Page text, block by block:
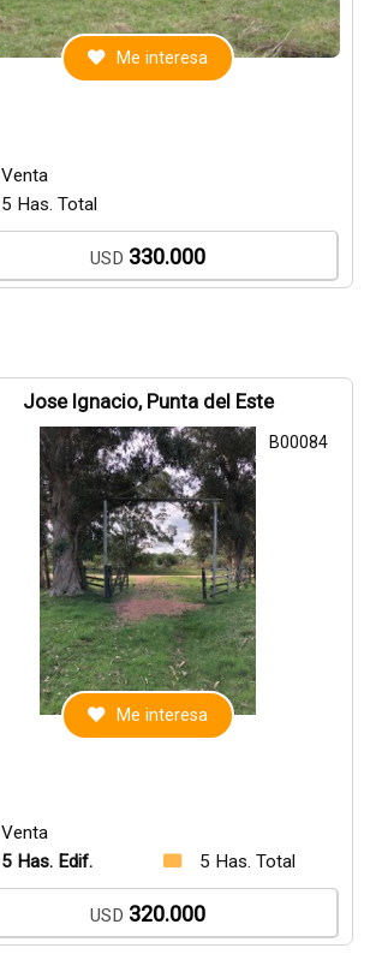
Me interesa
Venta
5 Has. Total
USD 330.000
Jose Ignacio, Punta del Este
B00084
Me interesa
Venta
5 Has. Edif.
5 Has. Total
USD 320.000